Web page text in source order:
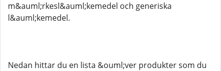
m&auml;rkesl&auml;kemedel och generiska
l&auml;kemedel.
Nedan hittar du en lista &ouml;ver produkter som du